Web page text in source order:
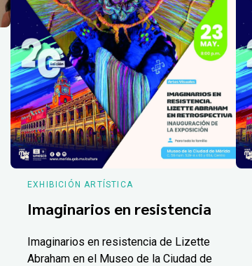
EXHIBICIÓN ARTÍSTICA
Imaginarios en resistencia
Imaginarios en resistencia de Lizette
Abraham en el Museo de la Ciudad de